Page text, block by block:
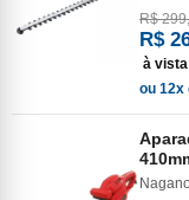
R$
R$
à vista
ou 12x